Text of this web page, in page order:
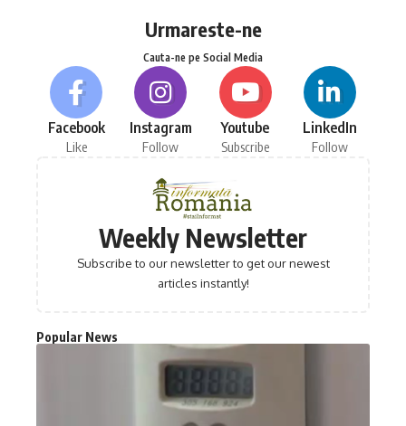
Urmareste-ne
Cauta-ne pe Social Media
Facebook
Like
Instagram
Follow
Youtube
Subscribe
LinkedIn
Follow
Weekly Newsletter
Subscribe to our newsletter to get our newest
articles instantly!
Popular News